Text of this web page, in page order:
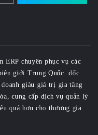
ERP chuyên phục vụ các
giới Trung Quốc. dốc
giàu giá trị gia tăng
cung cấp dịch vụ quản lý
quả hơn cho thương gia